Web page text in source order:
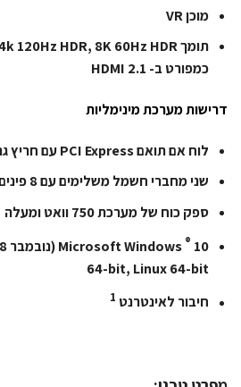
מוכן VR
כמפורט ב- HDMI 2.1
דרישות מערכת מינימליות
לוח אם תואם PCI Express עם חריץ גרפי אחד בגודל x16 לרוחב
שני מחברי חשמל משלימים עם 8 פינים
ספק כוח של מערכת 750 וואט ומעלה
Microsoft Windows ®
64-bit, Linux 64-bit
חיבור לאינטרנט 1